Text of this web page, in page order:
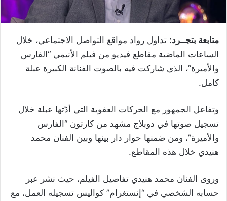
متابعة بتجــرد: تداول رواد مواقع التواصل الاجتماعي، خلال
الساعات الماضية مقاطع فيديو من فيلم الأنيمي “الفارس
والأميرة”، الذي شاركت فيه بالصوت الفنانة الكبيرة عبلة
كامل.
وتفاعل الجمهور مع الحركات العفوية التي أدّتها عبلة خلال
تسجيل صوتها في دوبلاج مشهد من كارتون “الفارس
والأميرة”، ومن ضمنها حوار دار بينها وبين الفنان محمد
هنيدي خلال هذه المقاطع.
وروى الفنان محمد هنيدي تفاصيل الفيلم، حيث نشر عبر
حسابه الشخصي في “إنستغرام” كواليس تسجيله العمل، مع